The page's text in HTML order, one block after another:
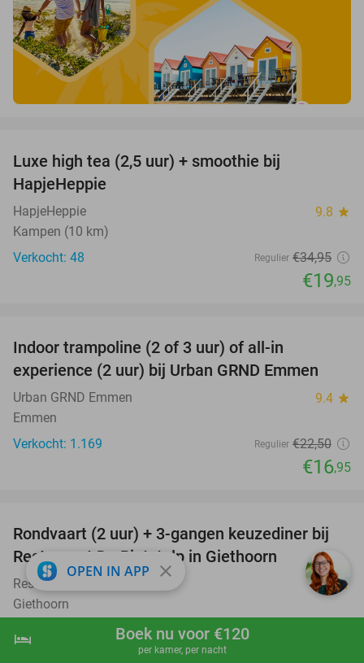
shopping_cart Boek nu
hotel Boek nu voor €120
per kamer, per nacht
Luxe high tea (2,5 uur) + smoothie bij
HapjeHeppie
HapjeHeppie 9.8 star
Kampen (10 km)
Verkocht: 48
Regulier €34,95
€19,95
Indoor trampoline (2 of 3 uur) of all-in
experience (2 uur) bij Urban GRND Emmen
Urban GRND Emmen 9.4 star
Emmen
Verkocht: 1.169
Regulier €22,50
€16,95
41%
Rondvaart (2 uur) + 3-gangen keuzediner bij
Restaurant De Rietstulp in Giethoorn
Restaurant De Rietstulp 9.7star
Giethoorn
OPEN IN APP close